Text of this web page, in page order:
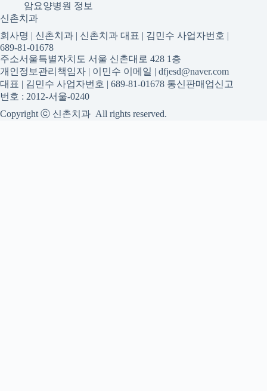
암요양병원 정보
신촌치과
회사명 | 신촌치과 | 신촌치과 대표 | 김민수 사업자번호 |
689-81-01678
주소서울특별자치도 서울 신촌대로 428 1층
개인정보관리책임자 | 이민수 이메일 | dfjesd@naver.com
대표 | 김민수 사업자번호 | 689-81-01678 통신판매업신고
번호 : 2012-서울-0240
Copyright ⓒ 신촌치과 All rights reserved.